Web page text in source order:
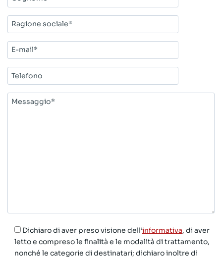
Ragione
sociale*
E-
mail*
Telefono
Messaggio*
Dichiaro di aver preso visione dell’informativa, di aver
letto e compreso le finalità e le modalità di trattamento,
nonché le categorie di destinatari; dichiaro inoltre di